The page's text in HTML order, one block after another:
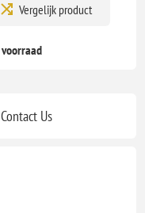
Vergelijk product
Contact Us